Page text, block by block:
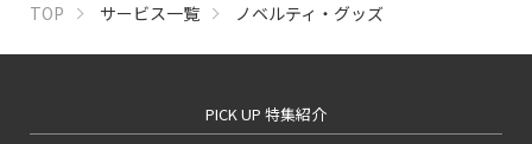
TOP サービス一覧 ノベルティ・グッズ
PICK UP 特集紹介